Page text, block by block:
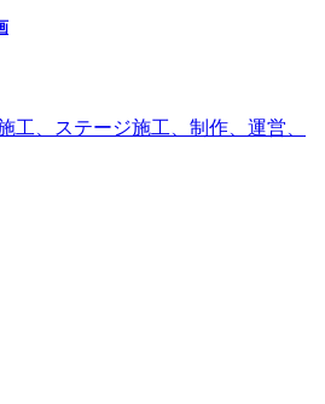
工、ステージ施工、制作、運営、